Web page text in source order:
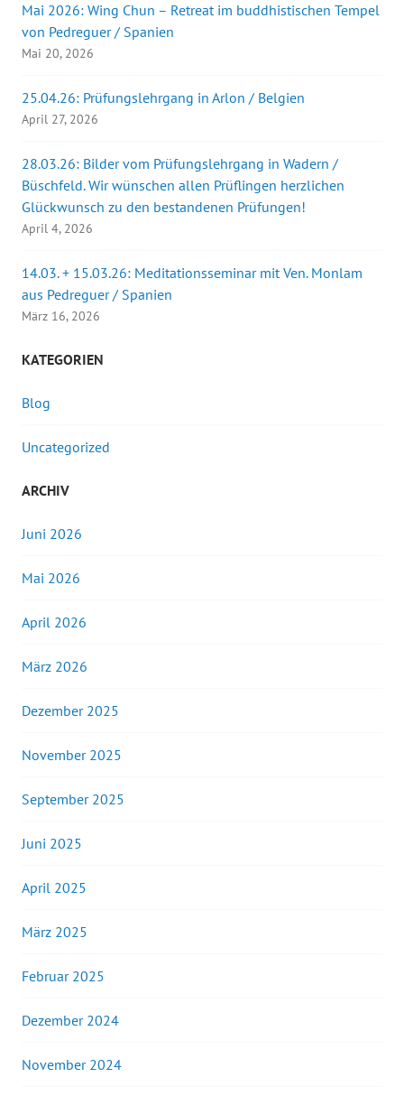
Mai 2026: Wing Chun – Retreat im buddhistischen Tempel
von Pedreguer / Spanien
Mai 20, 2026
25.04.26: Prüfungslehrgang in Arlon / Belgien
April 27, 2026
28.03.26: Bilder vom Prüfungslehrgang in Wadern /
Büschfeld. Wir wünschen allen Prüflingen herzlichen
Glückwunsch zu den bestandenen Prüfungen!
April 4, 2026
14.03. + 15.03.26: Meditationsseminar mit Ven. Monlam
aus Pedreguer / Spanien
März 16, 2026
KATEGORIEN
Blog
Uncategorized
ARCHIV
Juni 2026
Mai 2026
April 2026
März 2026
Dezember 2025
November 2025
September 2025
Juni 2025
April 2025
März 2025
Februar 2025
Dezember 2024
November 2024